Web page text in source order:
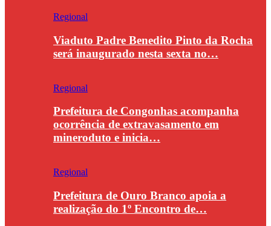
Regional
Viaduto Padre Benedito Pinto da Rocha
será inaugurado nesta sexta no…
Regional
Prefeitura de Congonhas acompanha
ocorrência de extravasamento em
mineroduto e inicia…
Regional
Prefeitura de Ouro Branco apoia a
realização do 1º Encontro de…